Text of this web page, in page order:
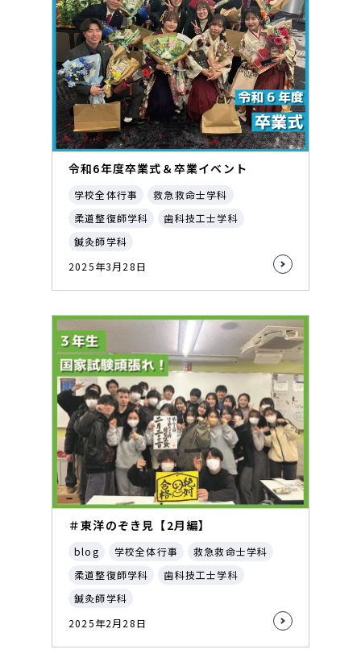
令和6年度卒業式＆卒業イベント
学校全体行事
救急救命士学科
柔道整復師学科
歯科技工士学科
鍼灸師学科
2025年3月28日
＃東洋のぞき見【2月編】
blog 学校全体行事
救急救命士学科
柔道整復師学科
歯科技工士学科
鍼灸師学科
2025年2月28日